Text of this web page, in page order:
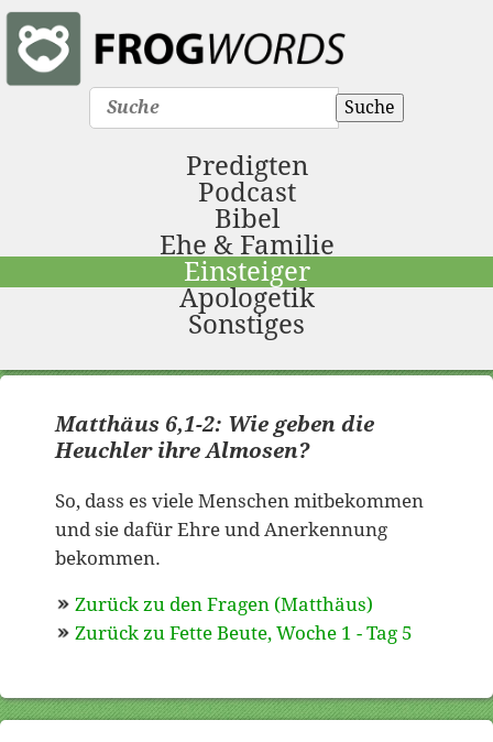
Suche
Predigten
Podcast
Bibel
Ehe & Familie
Einsteiger
Apologetik
Sonstiges
Matthäus 6,1-2: Wie geben die
Heuchler ihre Almosen?
So, dass es viele Menschen mitbekommen
und sie dafür Ehre und Anerkennung
bekommen.
Zurück zu den Fragen (Matthäus)
Zurück zu Fette Beute, Woche 1 - Tag 5